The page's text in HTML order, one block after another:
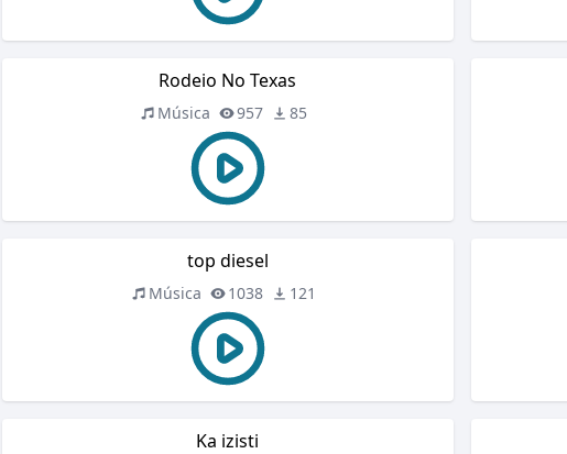
Rodeio No Texas
Música 957 85
top diesel
Música 1038 121
Ka izisti